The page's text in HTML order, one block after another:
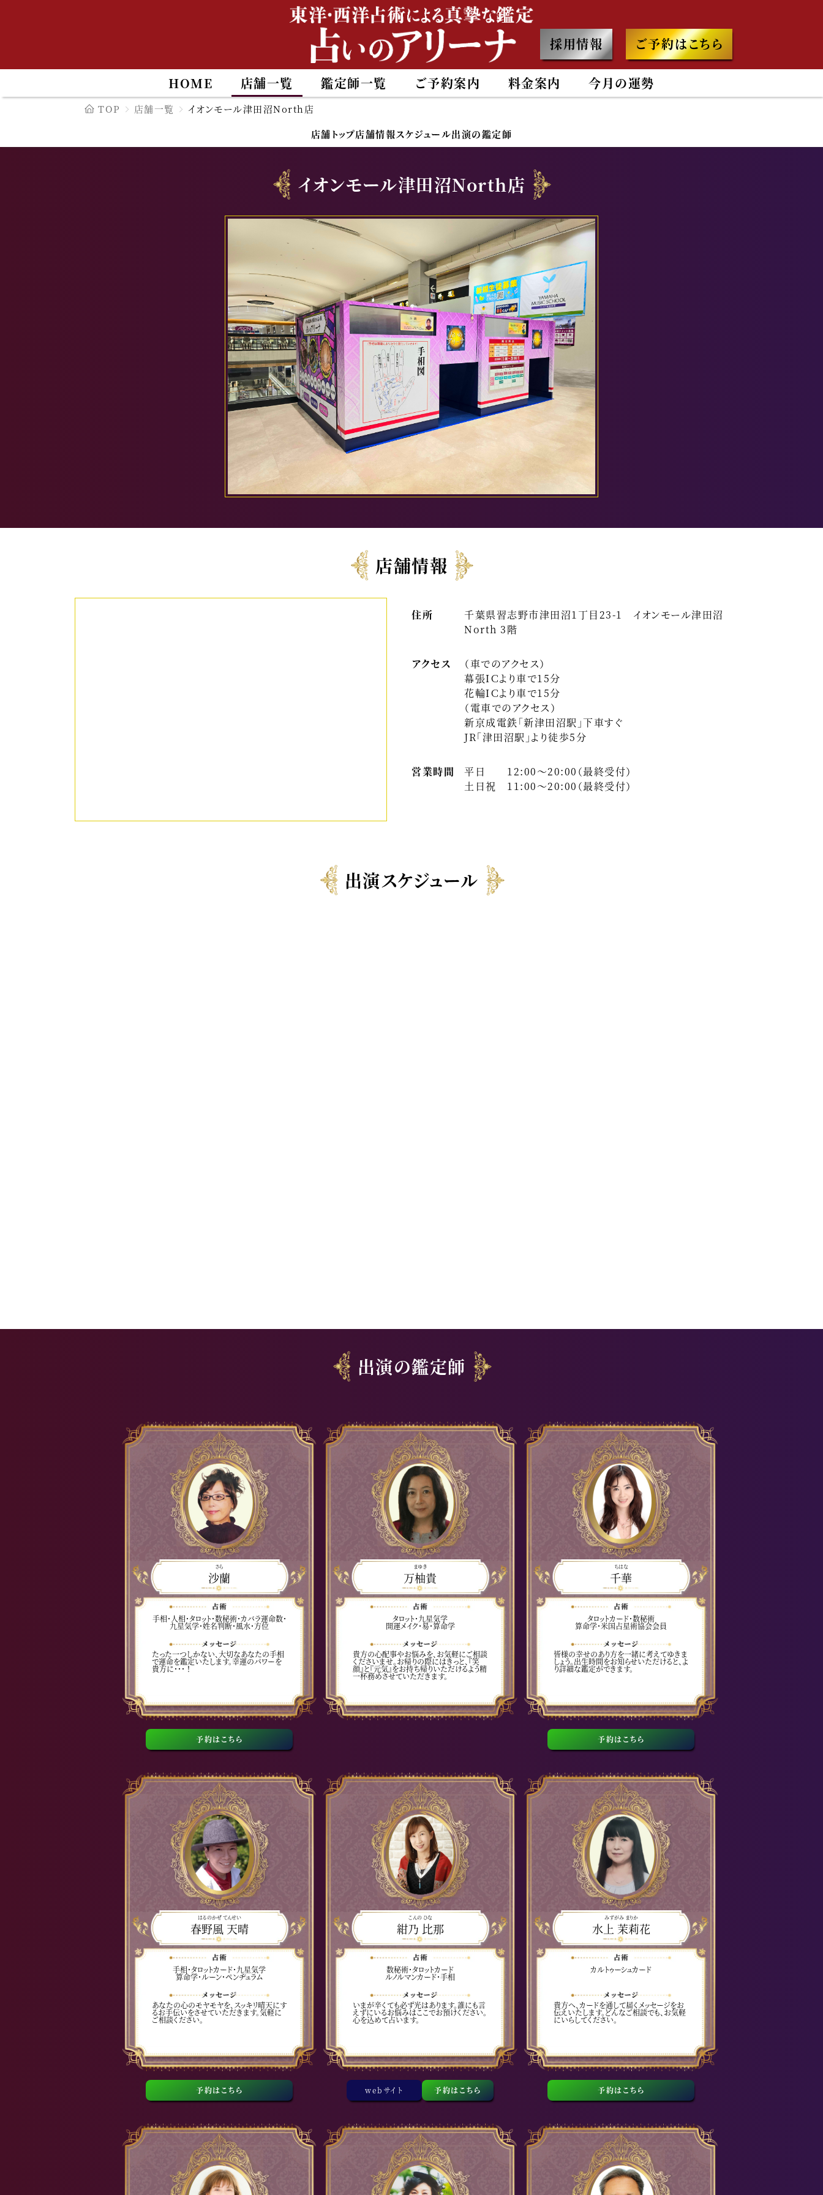
採用情報 ご予約はこちら
HOME 店舗一覧 鑑定師一覧 ご予約案内 料金案内 今月の運勢
TOP 店舗一覧
イオンモール津田沼North店
店舗トップ店舗情報スケジュール出演の鑑定師
イオンモール津田沼North店
店舗情報
住所
千葉県習志野市津田沼1丁目23-1 イオンモール津田沼
North 3階
アクセス
（車でのアクセス）
幕張ＩＣより車で15分
花輪ＩＣより車で15分
（電車でのアクセス）
新京成電鉄「新津田沼駅」下車すぐ
JR「津田沼駅」より徒歩5分
営業時間
平日 12:00～20:00（最終受付）
土日祝 11:00～20:00（最終受付）
出演スケジュール
出演の鑑定師
さら
沙蘭
手相・人相・タロット・数秘術・カバラ運命数・
九星気学・姓名判断・風水・方位
たった一つしかない、大切なあなたの手相
で運命を鑑定いたします。幸運のパワーを
貴方に・・・ ！
予約はこちら
まゆき
万柚貴
タロット・九星気学
開運メイク・易・算命学
貴方の心配事やお悩みを、お気軽にご相談
くださいませ。お帰りの際にはきっと、『笑
顔』と『元気』をお持ち帰りいただけるよう精
一杯務めさせていただきます。
ちはな
千華
タロットカード・数秘術
算命学・米国占星術協会会員
皆様の幸せのあり方を一緒に考えてゆきま
しょう。出生時間をお知らせいただけると、よ
り詳細な鑑定ができます。
予約はこちら
はるのかぜ てんせい
春野風 天晴
手相・タロットカード・九星気学
算命学・ルーン・ペンヂュラム
あなたの心のモヤモヤを、スッキリ晴天にす
るお手伝いをさせていただきます。気軽に
ご相談ください。
予約はこちら
こんの ひな
紺乃 比那
数秘術・タロットカード
ルノルマンカード・手相
いまが辛くても必ず光はあります。誰にも言
えずにいるお悩みはここでお預けください。
心を込めて占います。
webサイト 予約はこちら
みずがみ まりか
水上 茉莉花
カルトゥーシュカード
貴方へ、カードを通して届くメッセージをお
伝えいたします。どんなご相談でも、お気軽
にいらしてください。
予約はこちら